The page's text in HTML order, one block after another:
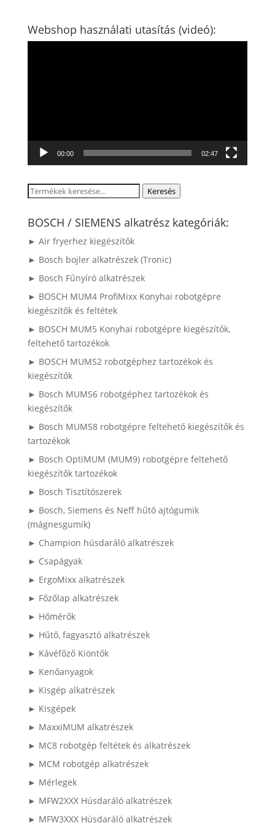
Webshop használati utasítás (videó):
00:00 02:47
Keresés
következőre:
Keresés
BOSCH / SIEMENS alkatrész kategóriák:
► Air fryerhez kiegészítők
► Bosch bojler alkatrészek (Tronic)
► Bosch Fűnyíró alkatrészek
► BOSCH MUM4 ProfiMixx Konyhai robotgépre
kiegészítők és feltétek
► BOSCH MUM5 Konyhai robotgépre kiegészítők,
feltehető tartozékok
► BOSCH MUMS2 robotgéphez tartozékok és
kiegészítők
► Bosch MUMS6 robotgéphez tartozékok és
kiegészítők
► Bosch MUMS8 robotgépre feltehető kiegészítők és
tartozékok
► Bosch OptiMUM (MUM9) robotgépre feltehető
kiegészítők tartozékok
► Bosch Tisztítószerek
► Bosch, Siemens és Neff hűtő ajtógumik
(mágnesgumik)
► Champion húsdaráló alkatrészek
► Csapágyak
► ErgoMixx alkatrészek
► Főzőlap alkatrészek
► Hőmérők
► Hűtő, fagyasztó alkatrészek
► Kávéfőző Kiöntők
► Kenőanyagok
► Kisgép alkatrészek
► Kisgépek
► MaxxiMUM alkatrészek
► MC8 robotgép feltétek és alkatrészek
► MCM robotgép alkatrészek
► Mérlegek
► MFW2XXX Húsdaráló alkatrészek
► MFW3XXX Húsdaráló alkatrészek